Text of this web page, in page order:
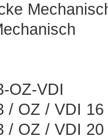
OZ-VDI
/ OZ / VDI 16
/ OZ / VDI 20